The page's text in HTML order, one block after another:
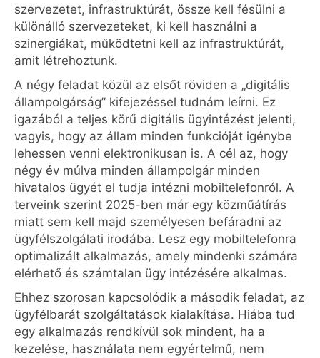
szervezetet, infrastruktúrát, össze kell fésülni a
különálló szervezeteket, ki kell használni a
szinergiákat, működtetni kell az infrastruktúrát,
amit létrehoztunk.
A négy feladat közül az elsőt röviden a „digitális
állampolgárság” kifejezéssel tudnám leírni. Ez
igazából a teljes körű digitális ügyintézést jelenti,
vagyis, hogy az állam minden funkcióját igénybe
lehessen venni elektronikusan is. A cél az, hogy
négy év múlva minden állampolgár minden
hivatalos ügyét el tudja intézni mobiltelefonról. A
terveink szerint 2025-ben már egy közműátírás
miatt sem kell majd személyesen befáradni az
ügyfélszolgálati irodába. Lesz egy mobiltelefonra
optimalizált alkalmazás, amely mindenki számára
elérhető és számtalan ügy intézésére alkalmas.
Ehhez szorosan kapcsolódik a második feladat, az
ügyfélbarát szolgáltatások kialakítása. Hiába tud
egy alkalmazás rendkívül sok mindent, ha a
kezelése, használata nem egyértelmű, nem